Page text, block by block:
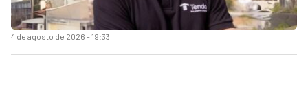
4 de agosto de 2026 - 19:33